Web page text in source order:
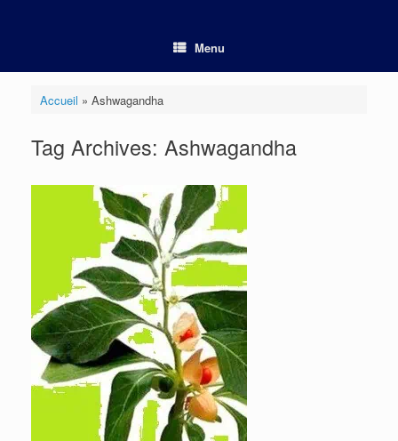
Menu
Accueil » Ashwagandha
Tag Archives: Ashwagandha